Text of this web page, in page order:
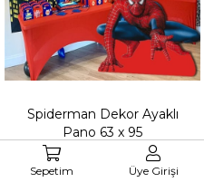
Spiderman Dekor Ayaklı
Pano 63 x 95
Sepetim Üye Girişi